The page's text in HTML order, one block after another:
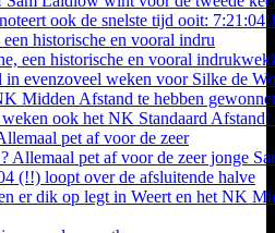
historische en vooral indru
pet af voor de zeer